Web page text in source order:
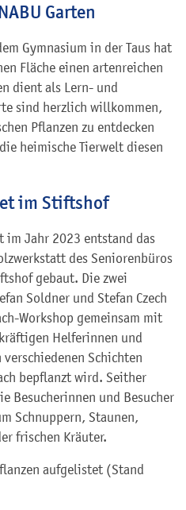
Garten
Gymnasium in der Taus hat
Fläche einen artenreichen
dient als Lern- und
sind herzlich willkommen,
Pflanzen zu entdecken
heimische Tierwelt diesen
im Stiftshof
im Jahr 2023 entstand das
des Seniorenbüros
gebaut. Die zwei
Soldner und Stefan Czech
Workshop gemeinsam mit
Helferinnen und
Schichten
bepflanzt wird. Seither
Besucherinnen und Besucher
Schnuppern, Staunen,
frischen Kräuter.
aufgelistet (Stand